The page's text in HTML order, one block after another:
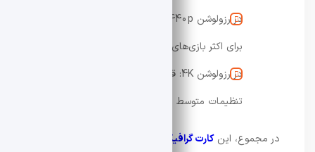
برای اکثر بازی‌های روز
در رزولوشن 4K: قابل اجرا اما بیشتر در
تنظیمات متوسط
در مجموع، اینکارت گرافیک ایسوس